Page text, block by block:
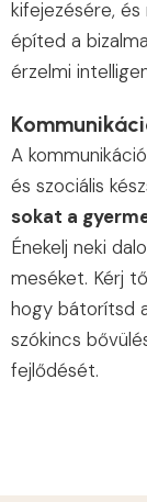
kifejezésére,
építed a
érzelmi
A
és szociális
sokat a
Énekelj neki
meséket. Kérj
hogy bátorítsd
szókincs
fejlődését.